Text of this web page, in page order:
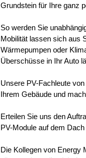
Grundstein für Ihre ganz
So werden Sie
Mobilität lassen sich aus
Wärmepumpen oder
Überschüsse in Ihr Auto
Unsere PV-Fachleute
Ihrem Gebäude und
Erteilen Sie uns den
PV-Module auf dem
Die Kollegen von Energy